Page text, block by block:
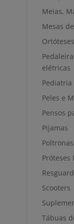
Meias,
Mesas
elétricas
Pediatria
Peles e
Pensos
Pijamas
Próteses
Scooters
Tábuas